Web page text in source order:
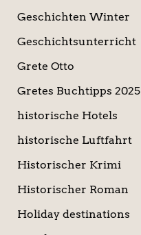
Geschichten Winter
Geschichtsunterricht
Grete Otto
Gretes Buchtipps 2025
historische Hotels
historische Luftfahrt
Historischer Krimi
Historischer Roman
Holiday destinations